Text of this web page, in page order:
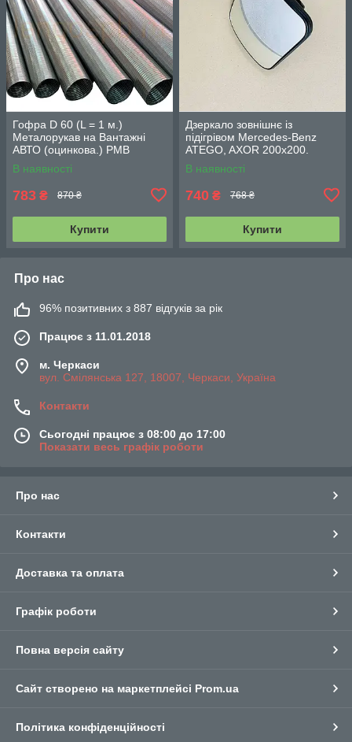
Гофра D 60 (L = 1 м.)
Металорукав на Вантажні
АВТО (оцинкова.) РМВ
60х1000
В наявності
783 ₴ 870 ₴
Купити
Дзеркало зовнішнє із
підігрівом Mercedes-Benz
ATEGO, AXOR 200x200.
LL01-10-010H
В наявності
740 ₴ 768 ₴
Купити
Про нас
96% позитивних з 887 відгуків за рік
Працює з 11.01.2018
м. Черкаси
вул. Смілянська 127, 18007, Черкаси, Україна
Контакти
Сьогодні працює з 08:00 до 17:00
Показати весь графік роботи
Про нас
Контакти
Доставка та оплата
Графік роботи
Повна версія сайту
Сайт створено на маркетплейсі Prom.ua
Політика конфіденційності